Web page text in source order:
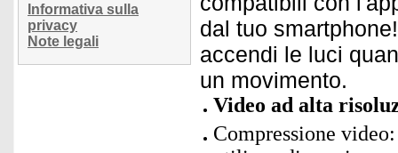
Informativa sulla
privacy
Note legali
dal tuo
accendi le luci
un movimento.
Video ad alta
Compressione